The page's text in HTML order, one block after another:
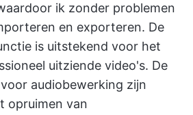
ik zonder problemen
en exporteren. De
is uitstekend voor het
uitziende video's. De
audiobewerking zijn
opruimen van